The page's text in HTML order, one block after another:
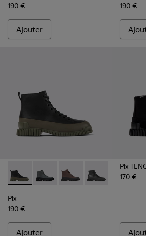
190 €
Ajouter
190 €
Pix - K300277-012 - Bottines en cuir
Pix - K300277-019 - Bottes
Pix - K300277-011 -
Pix - K300277-
Pix -
Pix
190 €
Ajouter
Pix
170 €